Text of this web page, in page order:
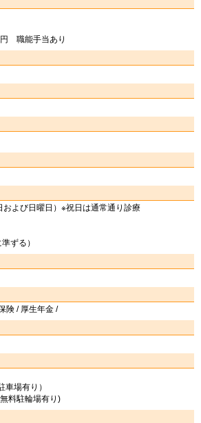
職能手当あり
および日曜日）※祝日は通常通り診療
ずる）
険 / 厚生年金 /
車場有り）
料駐輪場有り)